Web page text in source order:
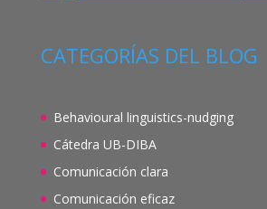
CATEGORÍAS DEL BLOG
Behavioural linguistics-nudging
Cátedra UB-DIBA
Comunicación clara
Comunicación eficaz